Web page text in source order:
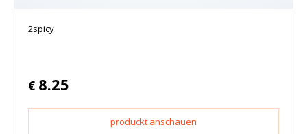
2spicy
€ 8.25
produckt anschauen